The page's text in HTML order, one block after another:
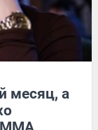
месяц, а